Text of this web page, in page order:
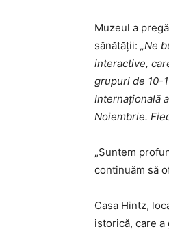
Muzeul a
sănătății: „Ne
interactive,
grupuri de 10-
Internațională
Noiembrie.
„Suntem
continuăm să
Casa Hintz,
istorică, care